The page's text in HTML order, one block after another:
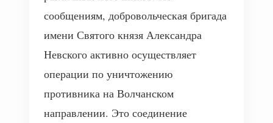
сообщениям, добровольческая бригада
имени Святого князя Александра
Невского активно осуществляет
операции по уничтожению
противника на Волчанском
направлении. Это соединение